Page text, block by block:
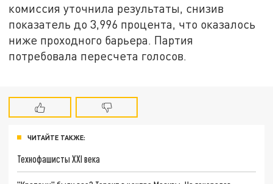
комиссия уточнила результаты, снизив
показатель до 3,996 процента, что оказалось
ниже проходного барьера. Партия
потребовала пересчета голосов.
ЧИТАЙТЕ ТАКЖЕ:
Технофашисты XXI века